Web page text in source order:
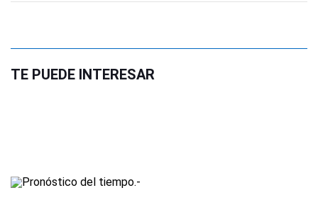
TE PUEDE INTERESAR